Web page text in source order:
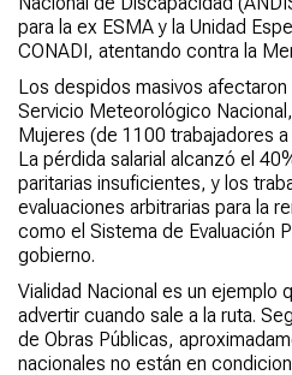
para la ex ESMA y la Unidad
CONADI, atentando contra la
Los despidos masivos
Servicio Meteorológico
Mujeres (de 1100 trabajadores
La pérdida salarial alcanzó el
paritarias insuficientes, y los
evaluaciones arbitrarias para la
como el Sistema de Evaluación
gobierno.
Vialidad Nacional es un ejemplo
advertir cuando sale a la ruta.
de Obras Públicas,
nacionales no están en